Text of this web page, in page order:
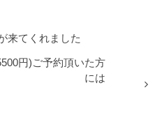
来てくれました
円)ご予約頂いた方
には